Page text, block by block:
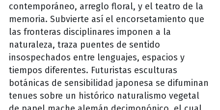
contemporáneo, arreglo floral, y el teatro de la
memoria. Subvierte así el encorsetamiento que
las fronteras disciplinares imponen a la
naturaleza, traza puentes de sentido
insospechados entre lenguajes, espacios y
tiempos diferentes. Futuristas esculturas
botánicas de sensibilidad japonesa se difuminan
tenues sobre un histórico naturalismo vegetal